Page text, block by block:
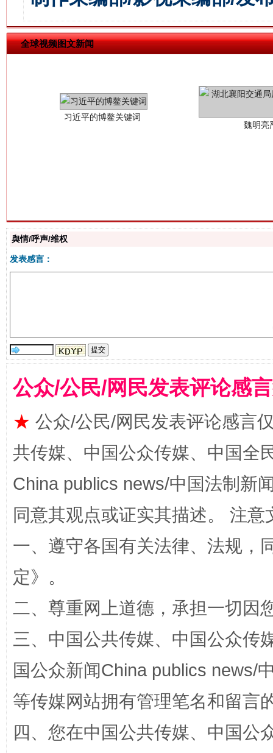
全球视频图文新闻
习近平的博鳌关键词
魏明亮
揭批美国五大"原罪" "炒
舆情/呼声/维权
发表感言：
公众/公民/网民发表评论感
★ 公众/公民/网民发表评论感言
共传媒、中国公众传媒、中国全
China publics news/中国法制新
同意其观点或证实其描述。 注
一、遵守各国有关法律、法规，
定》。
二、尊重网上道德，承担一切因
三、中国公共传媒、中国公众传
国公众新闻China publics news/
等传媒网站拥有管理笔名和留言
四、您在中国公共传媒、中国公